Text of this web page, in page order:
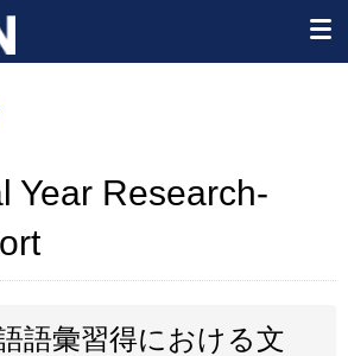
Year Research-
語彙習得における文